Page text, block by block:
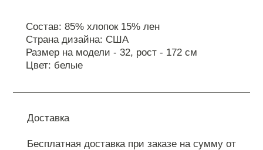
Состав: 85% хлопок 15% лен
Страна дизайна: США
Размер на модели - 32, рост - 172 см
Цвет: белые
Доставка
Бесплатная доставка при заказе на сумму от